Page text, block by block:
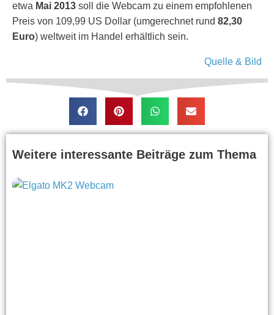
etwa Mai 2013 soll die Webcam zu einem empfohlenen
Preis von 109,99 US Dollar (umgerechnet rund 82,30
Euro) weltweit im Handel erhältlich sein.
Quelle & Bild
Weitere interessante Beiträge zum Thema